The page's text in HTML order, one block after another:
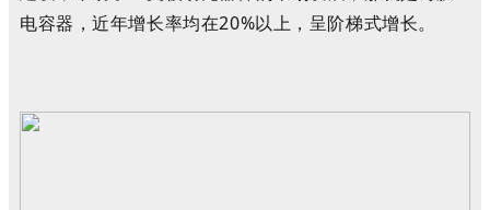
电容器 ，近年增长率均在20%以上，呈阶梯式增长。